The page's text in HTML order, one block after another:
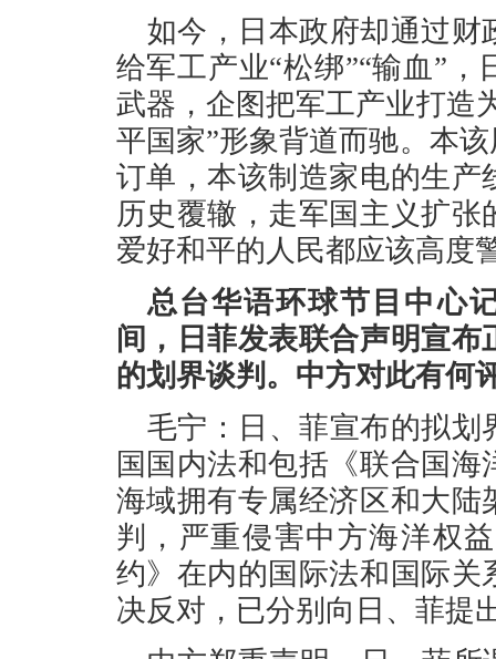
如今，日本政府却通过
给军工产业“松绑”“输血”
武器，企图把军工产业打造
平国家”形象背道而驰。本
订单，本该制造家电的生
历史覆辙，走军国主义扩
爱好和平的人民都应该高度
总台华语环球节目中心
间，日菲发表联合声明宣
的划界谈判。中方对此有何
毛宁：日、菲宣布的拟
国国内法和包括《联合国
海域拥有专属经济区和大
判，严重侵害中方海洋权
约》在内的国际法和国际
决反对，已分别向日、菲提